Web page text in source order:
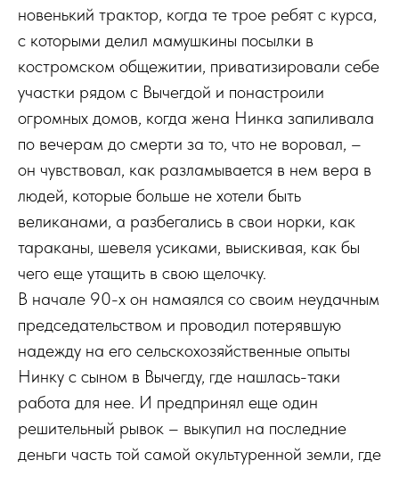
новенький трактор, когда те трое ребят с курса,
с которыми делил мамушкины посылки в
костромском общежитии, приватизировали себе
участки рядом с Вычегдой и понастроили
огромных домов, когда жена Нинка запиливала
по вечерам до смерти за то, что не воровал, –
он чувствовал, как разламывается в нем вера в
людей, которые больше не хотели быть
великанами, а разбегались в свои норки, как
тараканы, шевеля усиками, выискивая, как бы
чего еще утащить в свою щелочку.
В начале 90-х он намаялся со своим неудачным
председательством и проводил потерявшую
надежду на его сельскохозяйственные опыты
Нинку с сыном в Вычегду, где нашлась-таки
работа для нее. И предпринял еще один
решительный рывок – выкупил на последние
деньги часть той самой окультуренной земли, где